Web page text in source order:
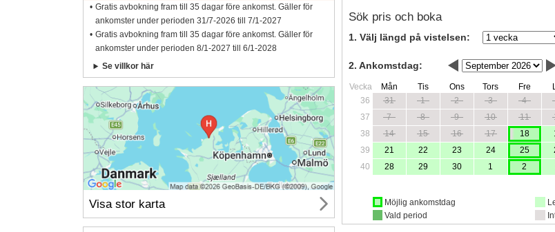
Sök pris och boka
1. Välj längd på vistelsen:
2. Ankomstdag:
Vecka Mån Tis Ons Tors Fre
36
31 1 2 3 4
37
7 8 9 10 11
38
14 15 16 17 18
39
21 22 23 24 25
40
28 29 30 1 2
Möjlig ankomstdag
Vald period
Gratis avbokning fram till 35 dagar före ankomst. Gäller för
ankomster under perioden 31/7-2026 till 7/1-2027
Gratis avbokning fram till 35 dagar före ankomst. Gäller för
ankomster under perioden 8/1-2027 till 6/1-2028
Se villkor här
Visa stor karta